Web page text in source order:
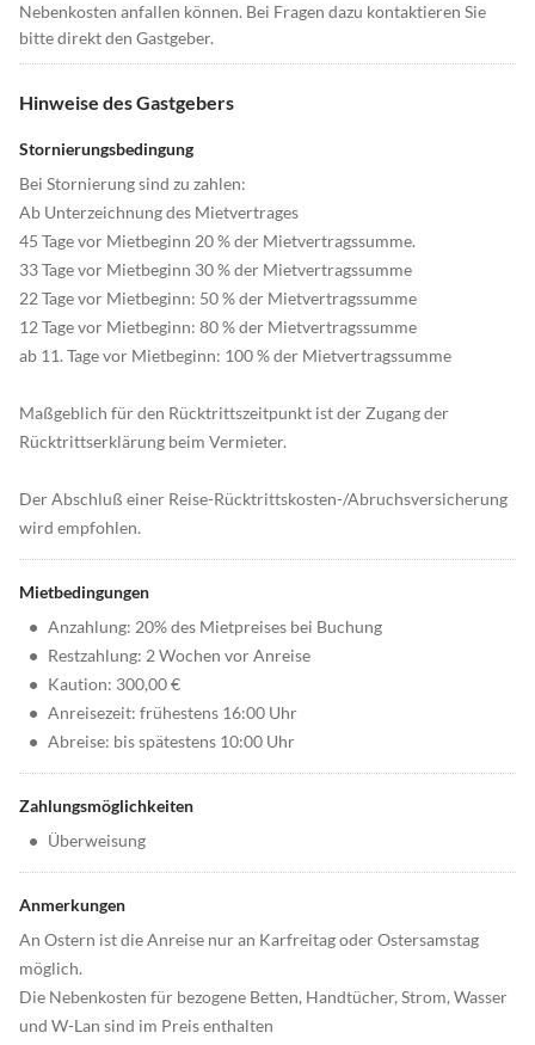
Nebenkosten anfallen können. Bei Fragen dazu kontaktieren Sie
bitte direkt den Gastgeber.
Hinweise des Gastgebers
Stornierungsbedingung
Bei Stornierung sind zu zahlen:
Ab Unterzeichnung des Mietvertrages
45 Tage vor Mietbeginn 20 % der Mietvertragssumme.
33 Tage vor Mietbeginn 30 % der Mietvertragssumme
22 Tage vor Mietbeginn: 50 % der Mietvertragssumme
12 Tage vor Mietbeginn: 80 % der Mietvertragssumme
ab 11. Tage vor Mietbeginn: 100 % der Mietvertragssumme
Maßgeblich für den Rücktrittszeitpunkt ist der Zugang der
Rücktrittserklärung beim Vermieter.
Der Abschluß einer Reise-Rücktrittskosten-/Abruchsversicherung
wird empfohlen.
Mietbedingungen
• Anzahlung: 20% des Mietpreises bei Buchung
• Restzahlung: 2 Wochen vor Anreise
• Kaution: 300,00 €
• Anreisezeit: frühestens 16:00 Uhr
• Abreise: bis spätestens 10:00 Uhr
Zahlungsmöglichkeiten
• Überweisung
Anmerkungen
An Ostern ist die Anreise nur an Karfreitag oder Ostersamstag
möglich.
Die Nebenkosten für bezogene Betten, Handtücher, Strom, Wasser
und W-Lan sind im Preis enthalten